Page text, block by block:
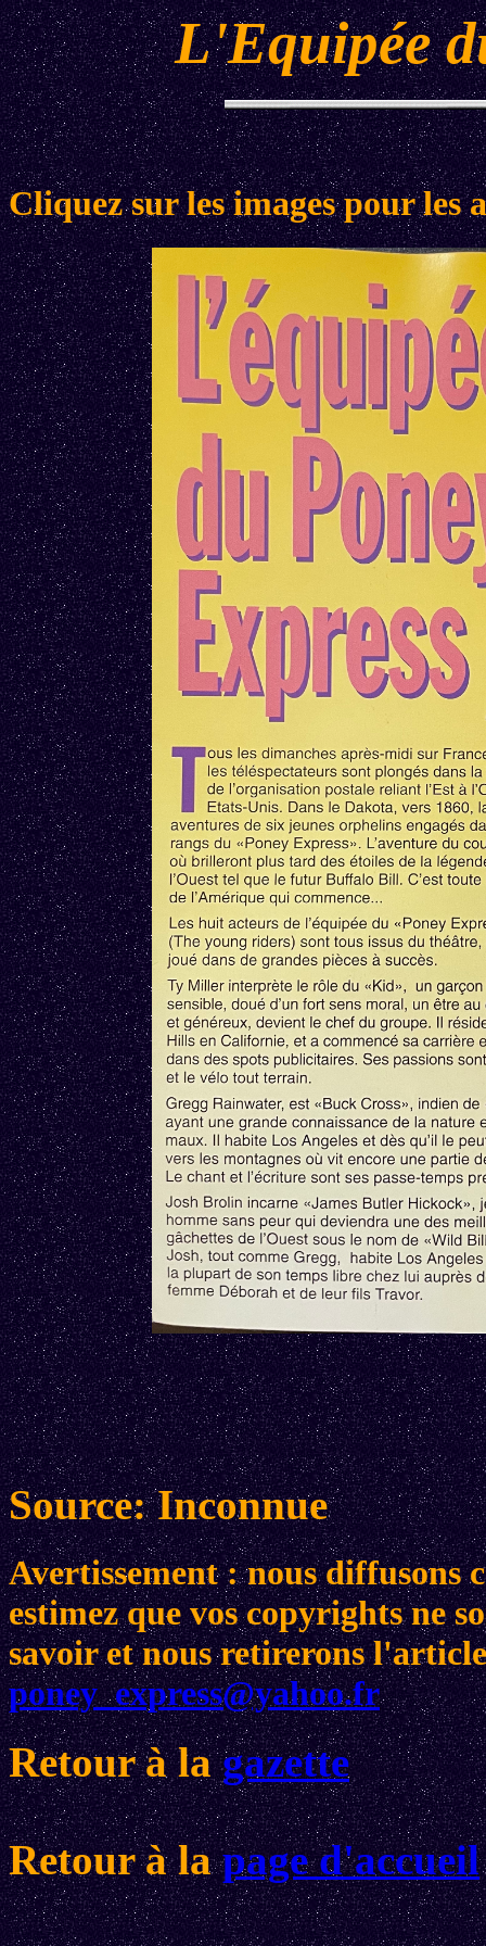
L'Equipée
Cliquez sur les images pour les
Source: Inconnue
Avertissement : nous
estimez que vos copyrights ne
savoir et nous retirerons
poney_express@yahoo.fr
Retour à lagazette
Retour à lapage d'accueil